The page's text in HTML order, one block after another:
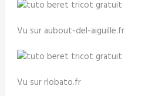
Vu sur aubout-del-aiguille.fr
Vu sur rlobato.fr